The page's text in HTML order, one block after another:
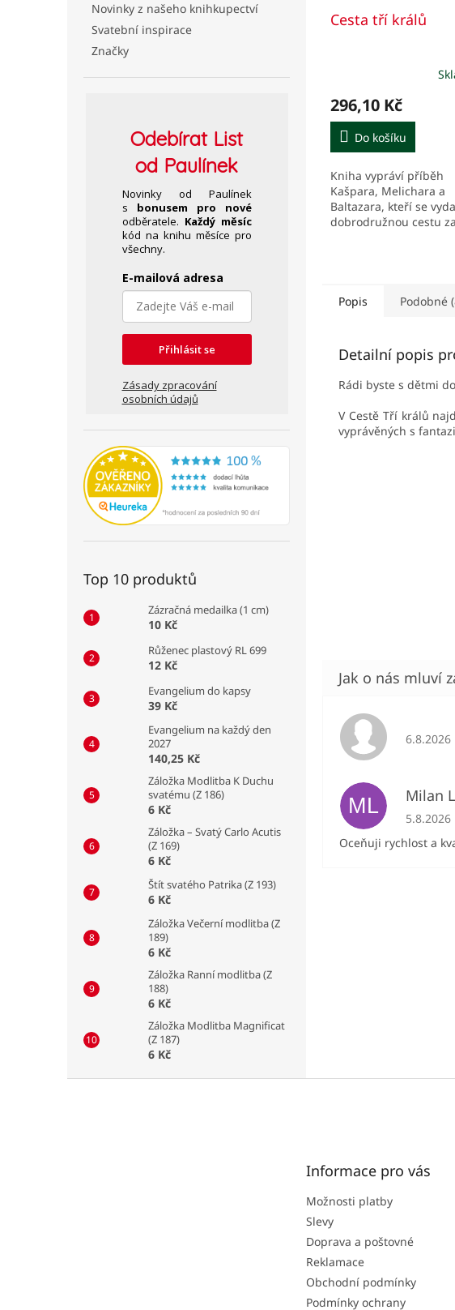
Novinky z našeho knihkupectví
Svatební inspirace
Značky
OdebíratList
od Paulínek
Novinky od Paulínek
s bonusem pro nové
odběratele. Každý měsíc
kód na knihu měsíce pro
všechny.
E-mailová adresa
Přihlásit se
Zásady zpracování
osobních údajů
Top 10 produktů
Zázračná medailka (1 cm)
10 Kč
Růženec plastový RL 699
12 Kč
Evangelium do kapsy
39 Kč
Evangelium na každý den
2027
140,25 Kč
Záložka Modlitba K Duchu
svatému (Z 186)
6 Kč
Záložka – Svatý Carlo Acutis
(Z 169)
6 Kč
Štít svatého Patrika (Z 193)
6 Kč
Záložka Večerní modlitba (Z
189)
6 Kč
Záložka Ranní modlitba (Z
188)
6 Kč
Záložka Modlitba Magnificat
(Z 187)
6 Kč
Cesta tří králů
296,10 Kč
Do košíku
Kniha vypráví příběh
Kašpara, Melichara a
Baltazara, kteří se
dobrodružnou cestu za
Popis Podobné
Detailní popis
Rádi byste s dětmi
V Cestě Tří králů
vyprávěných s
6.8.2026
ML Milan
5.8.2026
Oceňuji rychlost a
Informace pro vás
Možnosti platby
Slevy
Doprava a poštovné
Reklamace
Obchodní podmínky
Podmínky ochrany